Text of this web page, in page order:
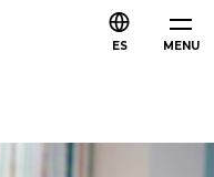
MENU
ES